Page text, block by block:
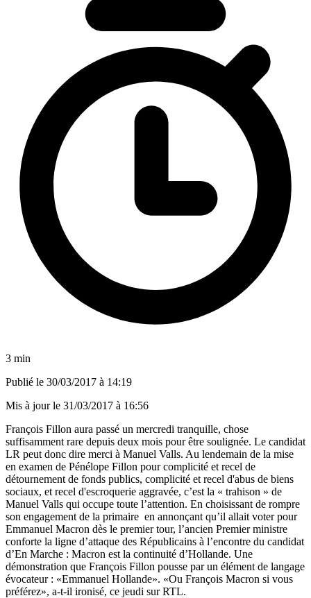
3 min
Publié le 30/03/2017 à 14:19
Mis à jour le 31/03/2017 à 16:56
François Fillon aura passé un mercredi tranquille, chose
suffisamment rare depuis deux mois pour être soulignée. Le candidat
LR peut donc dire merci à Manuel Valls. Au lendemain de la mise
en examen de Pénélope Fillon pour complicité et recel de
détournement de fonds publics, complicité et recel d'abus de biens
sociaux, et recel d'escroquerie aggravée, c’est la « trahison » de
Manuel Valls qui occupe toute l’attention. En choisissant de rompre
son engagement de la primaire en annonçant qu’il allait voter pour
Emmanuel Macron dès le premier tour, l’ancien Premier ministre
conforte la ligne d’attaque des Républicains à l’encontre du candidat
d’En Marche : Macron est la continuité d’Hollande. Une
démonstration que François Fillon pousse par un élément de langage
évocateur : «Emmanuel Hollande». «Ou François Macron si vous
préférez», a-t-il ironisé, ce jeudi sur RTL.